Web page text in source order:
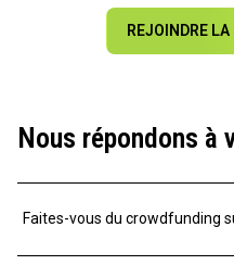
REJOINDRE
Nous répondons à
Faites-vous du crowdfunding